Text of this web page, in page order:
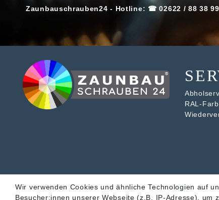
Zaunbauschrauben24 - Hotline: ☎ 02622 / 88 38
RAL-
Wir verwenden Cookies und ähnliche Technologien auf
Besucher:innen unserer Webseite (z.B. IP-Adresse), um